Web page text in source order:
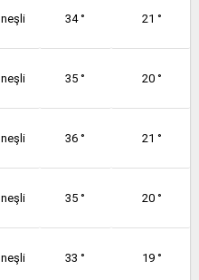
34 ° 21 °
35 ° 20 °
36 ° 21 °
35 ° 20 °
33 ° 19 °